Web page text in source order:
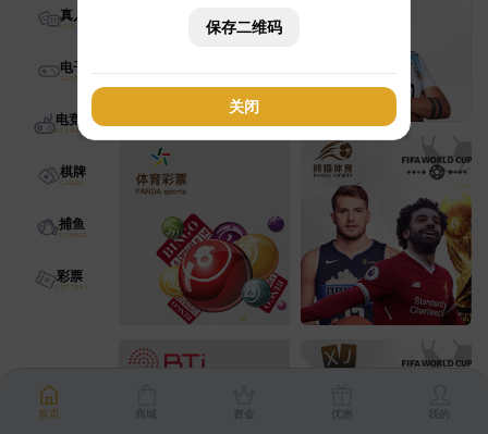
真人
电子
电竞
棋牌
捕鱼
彩票
首页 商城 资金 优惠 我的
保存二维码
关闭